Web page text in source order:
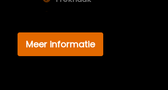
Meer informatie